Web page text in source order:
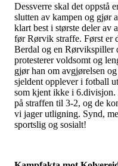
Dessverre skal det oppstå
slutten av kampen og gjør
klart best i største deler av
før Rørvik straffe. Først er
Berdal og en Rørvikspiller
protesterer voldsomt og
gjør han om avgjørelsen
sjeldent opplever i fotball
som kjent ikke i 6.divisjon.
på straffen til 3-2, og de
vi jager utligning. Synd,
sportslig og sosialt!